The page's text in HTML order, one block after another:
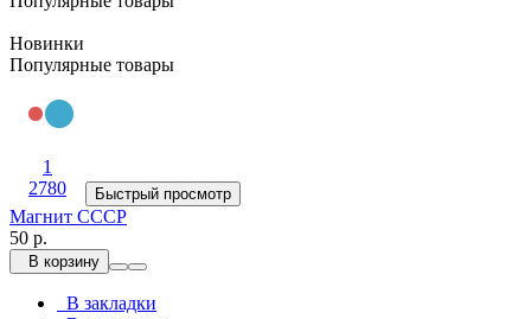
Новинки
Популярные товары
1
2780
Быстрый просмотр
Магнит СССР
50 р.
В корзину
В закладки